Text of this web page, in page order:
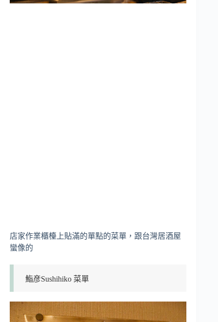
店家作業櫃檯上貼滿的單點的菜單，跟台灣居酒屋
蠻像的
鮨彦Sushihiko 菜單